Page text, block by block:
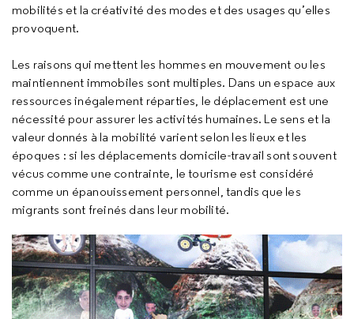
mobilités et la créativité des modes et des usages qu’elles
provoquent.
Les raisons qui mettent les hommes en mouvement ou les
maintiennent immobiles sont multiples. Dans un espace aux
ressources inégalement réparties, le déplacement est une
nécessité pour assurer les activités humaines. Le sens et la
valeur donnés à la mobilité varient selon les lieux et les
époques : si les déplacements domicile-travail sont souvent
vécus comme une contrainte, le tourisme est considéré
comme un épanouissement personnel, tandis que les
migrants sont freinés dans leur mobilité.